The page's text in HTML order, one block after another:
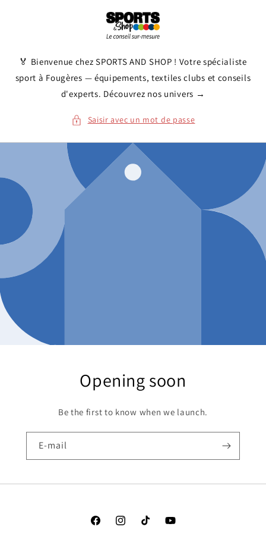
🏅 Bienvenue chez SPORTS AND SHOP ! Votre spécialiste
sport à Fougères — équipements, textiles clubs et conseils
d'experts. Découvrez nos univers →
Saisir avec un mot de passe
Opening soon
Be the first to know when we launch.
E-mail
FacebookInstagramTikTok YouTube